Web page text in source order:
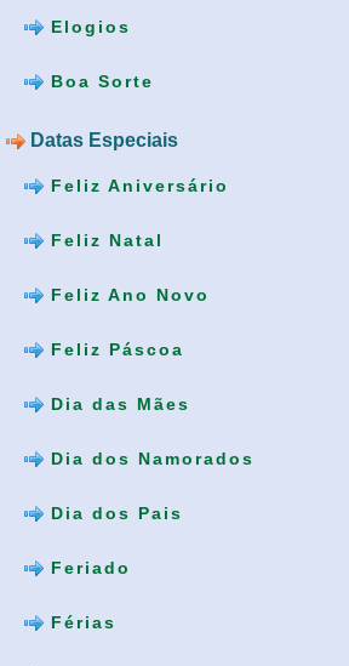
Elogios
Boa Sorte
Datas Especiais
Feliz Aniversário
Feliz Natal
Feliz Ano Novo
Feliz Páscoa
Dia das Mães
Dia dos Namorados
Dia dos Pais
Feriado
Férias